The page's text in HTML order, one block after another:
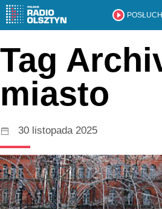
Tag
miasto
30 listopada 2025